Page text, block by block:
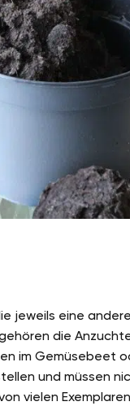
jeweils eine
die
im Gemüsebeet
und müssen
vielen Exemplaren